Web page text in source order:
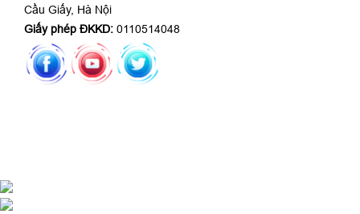
Cầu Giấy, Hà Nội
Giấy phép ĐKKD: 0110514048